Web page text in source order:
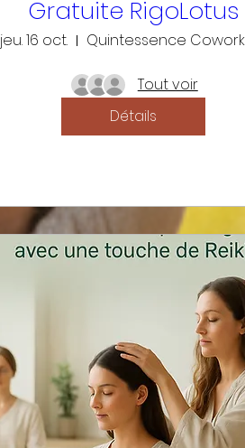
Gratuite RigoLotus
jeu. 16 oct. Quintessence
Tout voir
Détails